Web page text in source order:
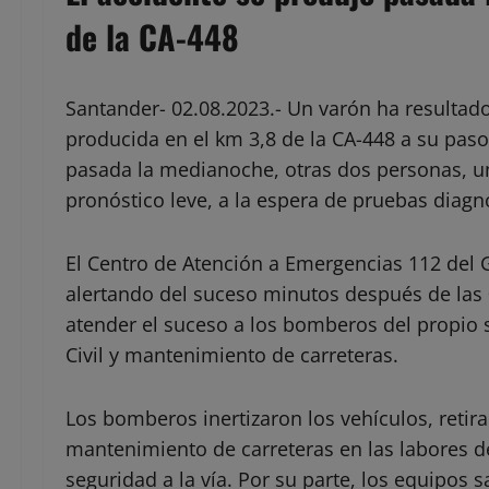
de la CA-448
Santander- 02.08.2023.- Un varón ha
producida en el km 3,8 de la CA-448 a su
pasada la medianoche, otras dos personas,
pronóstico leve, a la espera de pruebas
El Centro de Atención a Emergencias 112
alertando del suceso minutos después de
atender el suceso a los bomberos del
Civil y mantenimiento de carreteras.
Los bomberos inertizaron los vehículos,
mantenimiento de carreteras en las labores
seguridad a la vía. Por su parte, los equipos